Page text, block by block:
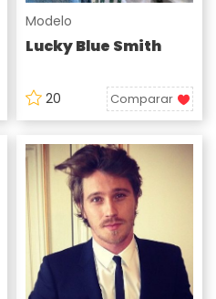
Modelo
Lucky Blue Smith
20 Comparar